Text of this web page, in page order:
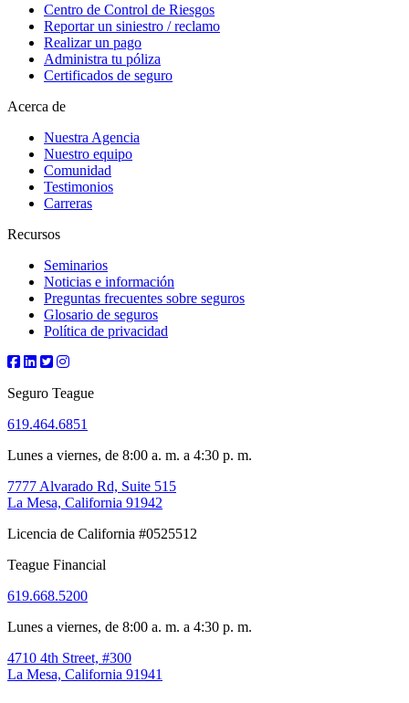
Centro de Control de Riesgos
Reportar un siniestro / reclamo
Realizar un pago
Administra tu póliza
Certificados de seguro
Acerca de
Nuestra Agencia
Nuestro equipo
Comunidad
Testimonios
Carreras
Recursos
Seminarios
Noticias e información
Preguntas frecuentes sobre seguros
Glosario de seguros
Política de privacidad
Seguro Teague
619.464.6851
Lunes a viernes, de 8:00 a. m. a 4:30 p. m.
7777 Alvarado Rd, Suite 515
La Mesa, California 91942
Licencia de California #0525512
Teague Financial
619.668.5200
Lunes a viernes, de 8:00 a. m. a 4:30 p. m.
4710 4th Street, #300
La Mesa, California 91941